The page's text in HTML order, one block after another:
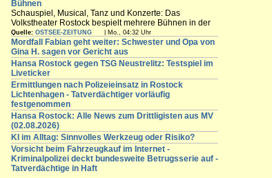
Bühnen
Schauspiel, Musical, Tanz und Konzerte: Das
Volkstheater Rostock bespielt mehrere Bühnen in der
Hansestadt. Vom Großen Haus über das
experimentelle Ateliertheater bis zur Sommerbühne in
der Halle 207 auf dem Neptunwerft-Gelände. Hier
finden Sie den aktuellen Spielplan für alle Spielstätten
im Überblick.
Quelle: OSTSEE-ZEITUNG | Mo., 04:32 Uhr
Mordfall Fabian geht weiter: Schwester und Opa von
Gina H. sagen vor Gericht aus
Hansa Rostock gegen TSG Neustrelitz: Testspiel im
Liveticker
Ermittlungen nach Polizeieinsatz in Rostock
Lichtenhagen - Tatverdächtiger vorläufig
festgenommen
Hansa Rostock: Alle News zum Drittligisten aus MV
(02.08.2026)
KI im Alltag: Sinnvolles Werkzeug oder Risiko?
Vorsicht beim Fahrzeugkauf im Internet -
Kriminalpolizei deckt bundesweite Betrugsserie auf -
Tatverdächtige in Haft